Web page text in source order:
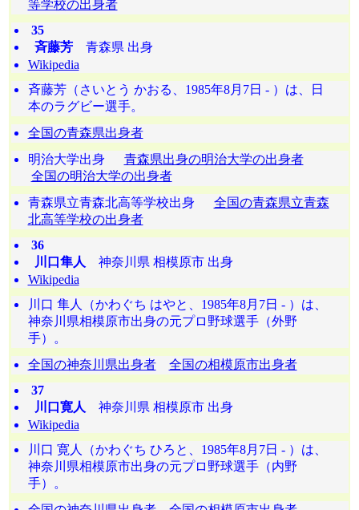
等学校の出身者
35
斉藤芳青森県 出身
Wikipedia
斉藤芳（さいとう かおる、1985年8月7日 - ）は、日
本のラグビー選手。
全国の青森県出身者
明治大学出身 青森県出身の明治大学の出身者
全国の明治大学の出身者
青森県立青森北高等学校出身 全国の青森県立青森
北高等学校の出身者
36
川口隼人 神奈川県 相模原市 出身
Wikipedia
川口 隼人（かわぐち はやと、1985年8月7日 - ）は、
神奈川県相模原市出身の元プロ野球選手（外野
手）。
全国の神奈川県出身者
全国の相模原市出身者
37
川口寛人 神奈川県 相模原市 出身
Wikipedia
川口 寛人（かわぐち ひろと、1985年8月7日 - ）は、
神奈川県相模原市出身の元プロ野球選手（内野
手）。